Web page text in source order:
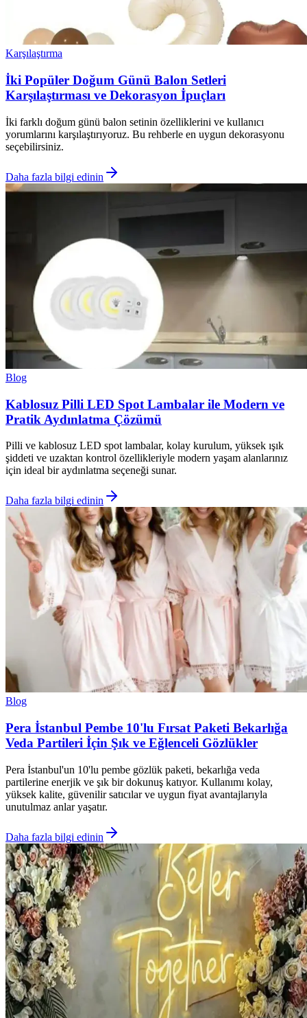
Karşılaştırma
İki Popüler Doğum Günü Balon Setleri
Karşılaştırması ve Dekorasyon İpuçları
İki farklı doğum günü balon setinin özelliklerini ve kullanıcı
yorumlarını karşılaştırıyoruz. Bu rehberle en uygun dekorasyonu
seçebilirsiniz.
Daha fazla bilgi edinin
Blog
Kablosuz Pilli LED Spot Lambalar ile Modern ve
Pratik Aydınlatma Çözümü
Pilli ve kablosuz LED spot lambalar, kolay kurulum, yüksek ışık
şiddeti ve uzaktan kontrol özellikleriyle modern yaşam alanlarınız
için ideal bir aydınlatma seçeneği sunar.
Daha fazla bilgi edinin
Blog
Pera İstanbul Pembe 10'lu Fırsat Paketi Bekarlığa
Veda Partileri İçin Şık ve Eğlenceli Gözlükler
Pera İstanbul'un 10'lu pembe gözlük paketi, bekarlığa veda
partilerine enerjik ve şık bir dokunuş katıyor. Kullanımı kolay,
yüksek kalite, güvenilir satıcılar ve uygun fiyat avantajlarıyla
unutulmaz anlar yaşatır.
Daha fazla bilgi edinin